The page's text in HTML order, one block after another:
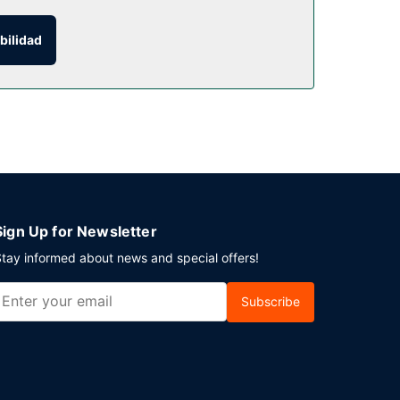
pícnic y una zona para barbacoas.
en el bar o lounge. El desayuno bufé gratuito
Up for Newsletter
informed about news and special offers!
Subscribe